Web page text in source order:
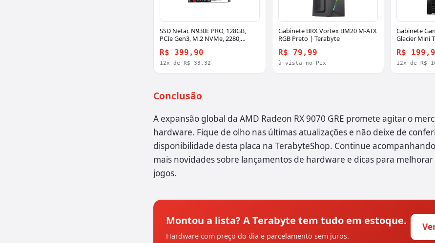
SSD Netac N930E PRO, 128GB,
PCIe Gen3, M.2 NVMe, 2280,
650MBs, NT01N930E-128G-E4X
R$ 399,90
12x de R$ 33,32
Gabinete BRX Vortex BM20 M-ATX
RGB Preto | Terabyte
R$ 79,99
à vista no Pix
Gabinete
Glacier Mini
R$
12x de R$
Conclusão
A expansão global da AMD Radeon RX 9070 GRE promete agitar o
hardware. Fique de olho nas últimas atualizações e não deixe de
disponibilidade desta placa na TerabyteShop. Continue
mais novidades sobre lançamentos de hardware e dicas para
jogos.
Montou a lista? A Terabyte tem tudo em estoque.
Hardware com preço do dia e parcelamento sem juros.